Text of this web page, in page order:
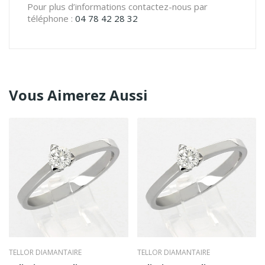
Pour plus d’informations contactez-nous par
téléphone : 04 78 42 28 32
Vous Aimerez Aussi
TELLOR DIAMANTAIRE TELLOR DIAMANTAIRE